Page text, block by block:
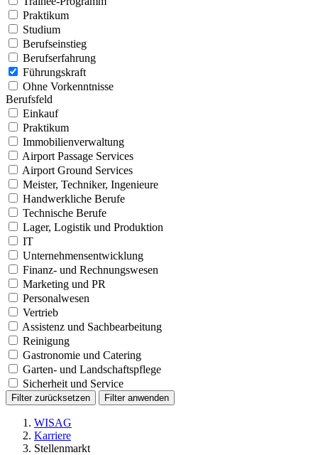
Praktikum
Studium
Berufseinstieg
Berufserfahrung
Führungskraft
Ohne Vorkenntnisse
Berufsfeld
Einkauf
Praktikum
Immobilienverwaltung
Airport Passage Services
Airport Ground Services
Meister, Techniker, Ingenieure
Handwerkliche Berufe
Technische Berufe
Lager, Logistik und Produktion
IT
Unternehmensentwicklung
Finanz- und Rechnungswesen
Marketing und PR
Personalwesen
Vertrieb
Assistenz und Sachbearbeitung
Reinigung
Gastronomie und Catering
Garten- und Landschaftspflege
Sicherheit und Service
Filter zurücksetzen Filter anwenden
WISAG
Karriere
Stellenmarkt